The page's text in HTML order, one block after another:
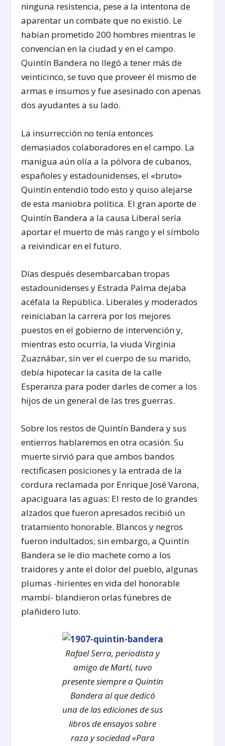
ninguna resistencia, pese a la intentona de
aparentar un combate que no existió. Le
habían prometido 200 hombres mientras le
convencían en la ciudad y en el campo.
Quintín Bandera no llegó a tener más de
veinticinco, se tuvo que proveer él mismo de
armas e insumos y fue asesinado con apenas
dos ayudantes a su lado.
La insurrección no tenía entonces
demasiados colaboradores en el campo. La
manigua aún olía a la pólvora de cubanos,
españoles y estadounidenses, el «bruto»
Quintín entendió todo esto y quiso alejarse
de esta maniobra política. El gran aporte de
Quintín Bandera a la causa Liberal sería
aportar el muerto de más rango y el símbolo
a reivindicar en el futuro.
Días después desembarcaban tropas
estadounidenses y Estrada Palma dejaba
acéfala la República. Liberales y moderados
reiniciaban la carrera por los mejores
puestos en el gobierno de intervención y,
mientras esto ocurría, la viuda Virginia
Zuaznábar, sin ver el cuerpo de su marido,
debía hipotecar la casita de la calle
Esperanza para poder darles de comer a los
hijos de un general de las tres guerras.
Sobre los restos de Quintín Bandera y sus
entierros hablaremos en otra ocasión. Su
muerte sirvió para que ambos bandos
rectificasen posiciones y la entrada de la
cordura reclamada por Enrique José Varona,
apaciguara las aguas: El resto de lo grandes
alzados que fueron apresados recibió un
tratamiento honorable. Blancos y negros
fueron indultados; sin embargo, a Quintín
Bandera se le dio machete como a los
traidores y ante el dolor del pueblo, algunas
plumas -hirientes en vida del honorable
mambí- blandieron orlas fúnebres de
plañidero luto.
Rafael Serra, periodista y
amigo de Martí, tuvo
presente siempre a Quintín
Bandera al que dedicó
una de las ediciones de sus
libros de ensayos sobre
raza y sociedad «Para